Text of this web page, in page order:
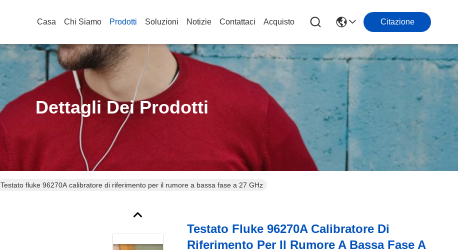
Casa Chi Siamo Prodotti Soluzioni Notizie Contattaci Acquisto Citazione
Dettagli Dei Prodotti
Testato fluke 96270A calibratore di riferimento per il rumore a bassa fase a 27 GHz
Testato Fluke 96270A Calibratore Di
Riferimento Per Il Rumore A Bassa Fase A